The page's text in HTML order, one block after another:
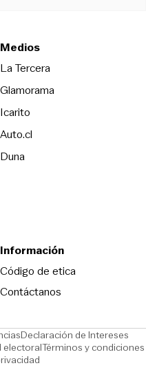
Medios
La TerceraOpens in new
Glamorama
Icarito
Auto.cl
DunaOpens in new window
Información
Código de eticaOpens in new
Contáctanos
Opens in new window
Declaración de Intereses
electoralOpens in new window
Términos y condiciones